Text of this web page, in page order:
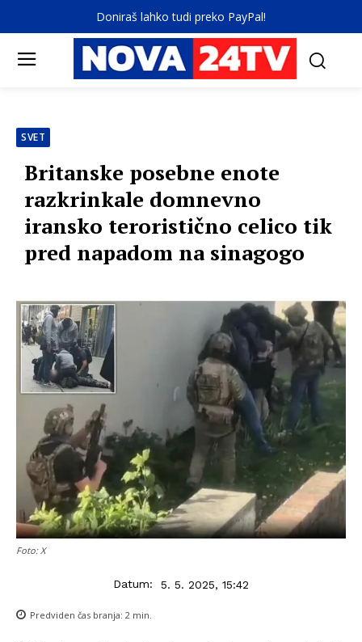
Doniraš lahko tudi preko PayPal!
SVET
Britanske posebne enote
razkrinkale domnevno
iransko teroristično celico tik
pred napadom na sinagogo
Foto: X
Datum: 5. 5. 2025, 15:42
Predviden čas branja: 2 min.